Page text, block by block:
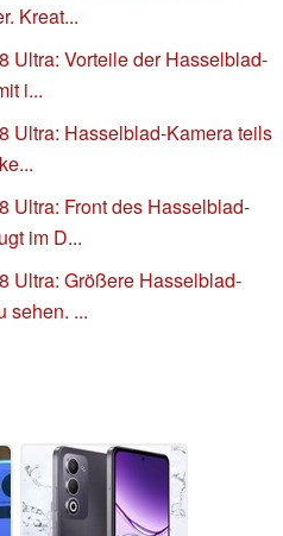
Kreat...
Ultra: Vorteile der Hasselblad-
i...
Ultra: Hasselblad-Kamera teils
Ultra: Front des Hasselblad-
im D...
Ultra: Größere Hasselblad-
sehen. ...